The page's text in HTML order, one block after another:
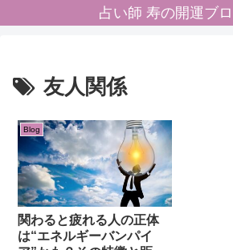
占い師 寿の開運ブ
友人関係
Blog
関わると疲れる人の正体
は“エネルギーバンパイ